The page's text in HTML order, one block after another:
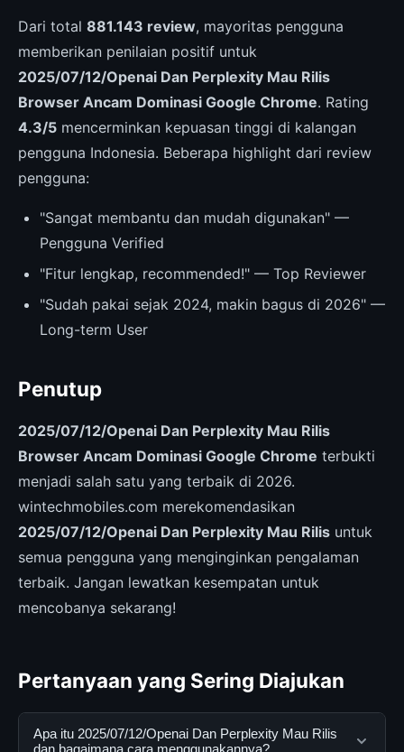
Dari total 881.143 review, mayoritas pengguna
memberikan penilaian positif untuk
2025/07/12/Openai Dan Perplexity Mau Rilis
Browser Ancam Dominasi Google Chrome. Rating
4.3/5 mencerminkan kepuasan tinggi di kalangan
pengguna Indonesia. Beberapa highlight dari review
pengguna:
"Sangat membantu dan mudah digunakan" —
Pengguna Verified
"Fitur lengkap, recommended!" — Top Reviewer
"Sudah pakai sejak 2024, makin bagus di 2026" —
Long-term User
Penutup
2025/07/12/Openai Dan Perplexity Mau Rilis
Browser Ancam Dominasi Google Chrome terbukti
menjadi salah satu yang terbaik di 2026.
wintechmobiles.com merekomendasikan
2025/07/12/Openai Dan Perplexity Mau Rilis untuk
semua pengguna yang menginginkan pengalaman
terbaik. Jangan lewatkan kesempatan untuk
mencobanya sekarang!
Pertanyaan yang Sering Diajukan
Apa itu 2025/07/12/Openai Dan Perplexity Mau Rilis
dan bagaimana cara menggunakannya?